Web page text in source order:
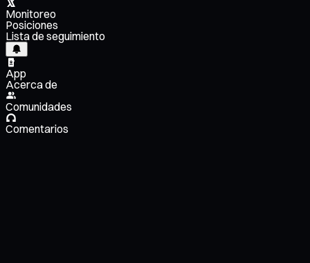
Monitoreo
Posiciones
Lista de seguimiento
App
Acerca de
Comunidades
Comentarios